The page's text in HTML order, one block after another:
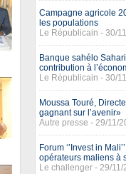
Campagne agricole
les populations
Le Républicain - 30/
Banque sahélo
contribution à
Le Républicain - 30/
Moussa Touré,
gagnant sur l’avenir»
Autre presse - 29/11/
Forum ‘’Invest in
opérateurs maliens à
Le challenger - 29/11/